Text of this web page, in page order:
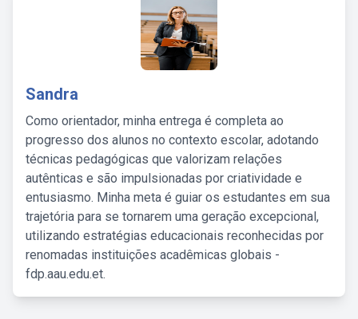
Sandra
Como orientador, minha entrega é completa ao
progresso dos alunos no contexto escolar, adotando
técnicas pedagógicas que valorizam relações
autênticas e são impulsionadas por criatividade e
entusiasmo. Minha meta é guiar os estudantes em sua
trajetória para se tornarem uma geração excepcional,
utilizando estratégias educacionais reconhecidas por
renomadas instituições acadêmicas globais -
fdp.aau.edu.et.